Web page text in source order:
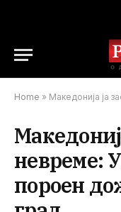
Home » Македонија ја зафаќа
невреме:
пороен